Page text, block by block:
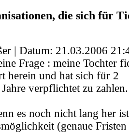
die sich für
| Datum: 21.03.2006
Frage : meine Tochter
herein und hat sich für 2
verpflichtet zu zahlen.
es noch nicht lang her
(genaue